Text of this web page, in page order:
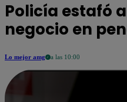
Policía estafó
negocio en
Lo mejor amg a las 10:00